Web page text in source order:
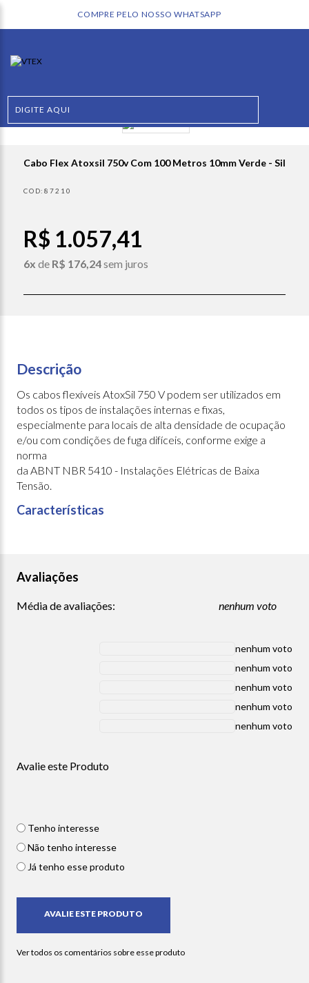
COMPRE PELO NOSSO WHATSAPP
Cabo Flex Atoxsil 750v Com 100 Metros 10mm Verde - Sil
87210
R$ 1.057,41
6x de R$ 176,24sem juros
Descrição
Os cabos flexíveis AtoxSil 750 V podem ser utilizados em
todos os tipos de instalações internas e fixas,
especialmente para locais de alta densidade de ocupação
e/ou com condições de fuga difíceis, conforme exige a
norma
da ABNT NBR 5410 - Instalações Elétricas de Baixa
Tensão.
Características
Avaliações
Média de avaliações: nenhum voto
nenhum voto
nenhum voto
nenhum voto
nenhum voto
nenhum voto
Avalie este Produto
Tenho interesse
Não tenho interesse
Já tenho esse produto